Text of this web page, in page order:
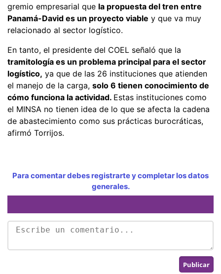
gremio empresarial que la propuesta del tren entre
Panamá-David es un proyecto viable y que va muy
relacionado al sector logístico.
En tanto, el presidente del COEL señaló que la
tramitología es un problema principal para el sector
logístico, ya que de las 26 instituciones que atienden
el manejo de la carga, solo 6 tienen conocimiento de
cómo funciona la actividad. Estas instituciones como
el MINSA no tienen idea de lo que se afecta la cadena
de abastecimiento como sus prácticas burocráticas,
afirmó Torrijos.
Para comentar debes registrarte y completar los datos
generales.